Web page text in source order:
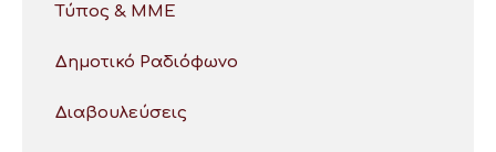
Τύπος & ΜΜΕ
Δημοτικό Ραδιόφωνο
Διαβουλεύσεις